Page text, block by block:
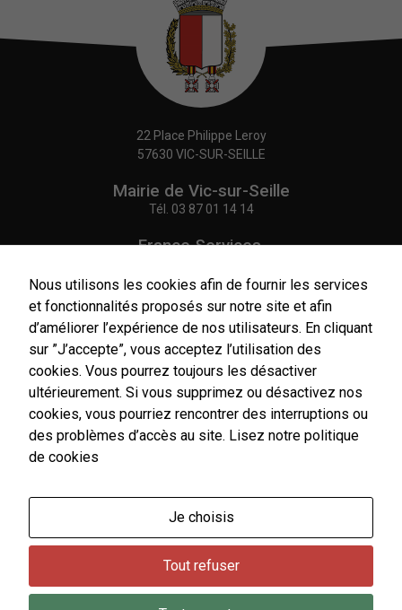
22 Place Philippe Leroy
57630 VIC-SUR-SEILLE
Mairie de Vic-sur-Seille
Tél. 03 87 01 14 14
France Services,
Tél.03 87 86 41 48
NOUS CONTACTER
Horaires
d'ouverture
est assuré par l'agent d'accueil de France Services le
samedi matin.
Nous utilisons les cookies afin de fournir les services
et fonctionnalités proposés sur notre site et afin
d’améliorer l’expérience de nos utilisateurs. En cliquant
sur ”J’accepte”, vous acceptez l’utilisation des
cookies. Vous pourrez toujours les désactiver
ultérieurement. Si vous supprimez ou désactivez nos
cookies, vous pourriez rencontrer des interruptions ou
des problèmes d’accès au site. Lisez notre politique
de cookies
Je choisis
Tout refuser
Nécessaires
Ces cookies
sont utiles au
Statistiques
Afin de vous